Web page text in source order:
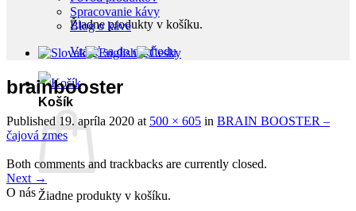
Žiadne produkty v košíku.
Vrátiť sa do obchodu
Košík
Žiadne produkty v košíku.
Spracovanie kávy
Blog o káve
brainbooster
Published 19. apríla 2020 at 500 × 605 in BRAIN BOOSTER –
čajová zmes
Both comments and trackbacks are currently closed.
Next →
O nás